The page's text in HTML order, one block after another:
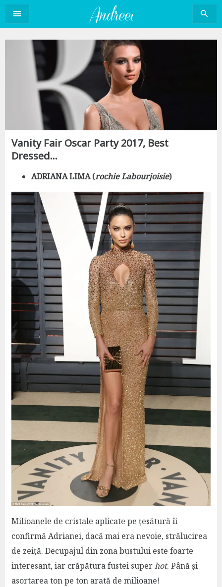
Sari
conținut
Vanity Fair Oscar Party 2017, Best
Dressed…
ADRIANA LIMA (rochie Labourjoisie)
Milioanele de cristale aplicate pe țesătură îi
confirmă Adrianei, dacă mai era nevoie, strălucirea
de zeiță. Decupajul din zona bustului este foarte
interesant, iar crăpătura fustei superhot. Până și
asortarea ton pe ton arată de milioane!